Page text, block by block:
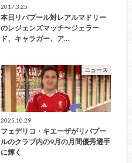
2017.3.25
本日リバプール対レアルマドリー
のレジェンズマッチ〜ジェラー
ド、キャラガー、ア…
ニュース
2025.10.29
フェデリコ・キエーザがリバプー
ルのクラブ内の9月の月間優秀選手
に輝く